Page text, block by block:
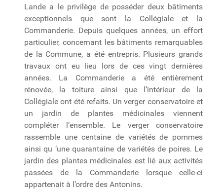
Lande a le privilège de posséder deux bâtiments
exceptionnels que sont la Collégiale et la
Commanderie. Depuis quelques années, un effort
particulier, concernant les bâtiments remarquables
de la Commune, a été entrepris. Plusieurs grands
travaux ont eu lieu lors de ces vingt dernières
années. La Commanderie a été entièrement
rénovée, la toiture ainsi que l’intérieur de la
Collégiale ont été refaits. Un verger conservatoire et
un jardin de plantes médicinales viennent
compléter l’ensemble. Le verger conservatoire
rassemble une centaine de variétés de pommes
ainsi qu ‘une quarantaine de variétés de poires. Le
jardin des plantes médicinales est lié aux activités
passées de la Commanderie lorsque celle-ci
appartenait à l’ordre des Antonins.